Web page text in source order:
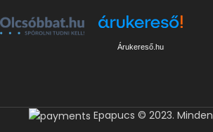
Árukereső.hu
Epapucs © 2023.